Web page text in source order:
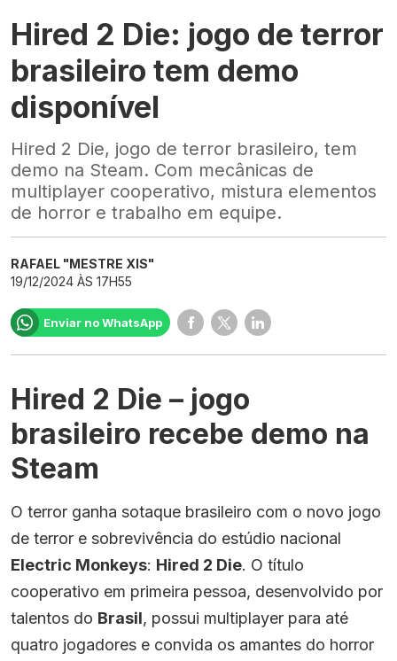
Hired 2 Die: jogo de terror
brasileiro tem demo
disponível
Hired 2 Die, jogo de terror brasileiro, tem
demo na Steam. Com mecânicas de
multiplayer cooperativo, mistura elementos
de horror e trabalho em equipe.
RAFAEL "MESTRE XIS"
19/12/2024 ÀS 17H55
Enviar no WhatsApp
Hired 2 Die – jogo
brasileiro recebe demo na
Steam
O terror ganha sotaque brasileiro com o novo jogo
de terror e sobrevivência do estúdio nacional
Electric Monkeys: Hired 2 Die. O título
cooperativo em primeira pessoa, desenvolvido por
talentos do Brasil, possui multiplayer para até
quatro jogadores e convida os amantes do horror